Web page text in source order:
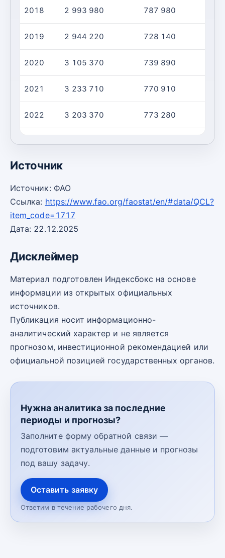
2018 2 993 980 787 980
2019 2 944 220 728 140
2020 3 105 370 739 890
2021 3 233 710 770 910
2022 3 203 370 773 280
Источник
Источник: ФАО
Ссылка: https://www.fao.org/faostat/en/#data/QCL?
item_code=1717
Дата: 22.12.2025
Дисклеймер
Материал подготовлен Индексбокс на основе
информации из открытых официальных
источников.
Публикация носит информационно-
аналитический характер и не является
прогнозом, инвестиционной рекомендацией или
официальной позицией государственных органов.
Нужна аналитика за последние
периоды и прогнозы?
Заполните форму обратной связи —
подготовим актуальные данные и прогнозы
под вашу задачу.
Оставить заявку
Ответим в течение рабочего дня.